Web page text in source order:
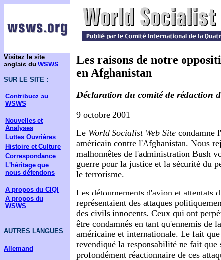
Visitez le site
anglais du WSWS
SUR LE SITE :
Contribuez au
WSWS
Nouvelles et
Analyses
Luttes Ouvrières
Histoire et Culture
Correspondance
L'héritage que
nous défendons
A propos du CIQI
A propos du
WSWS
AUTRES LANGUES
Allemand
Les raisons de notre
en Afghanistan
Déclaration du comité de rédaction
9 octobre 2001
Le World Socialist Web Site condamne
américain contre l'Afghanistan. Nous
malhonnêtes de l'administration Bush
guerre pour la justice et la sécurité du
le terrorisme.
Les détournements d'avion et attentats
représentaient des attaques
des civils innocents. Ceux qui ont
être condamnés en tant qu'ennemis de
américaine et internationale. Le fait que
revendiqué la responsabilité ne fait que
profondément réactionnaire de ces